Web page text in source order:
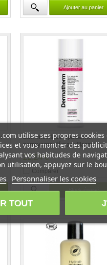
Ajouter au panier
Eau micellaire apaisante
nettoyante démaquillante
tolérance optimale 150ml -
Dermatherm
22,24 €
Comparer
Stock épuisé
utilise ses propres
et vous montrer des
vos habitudes de
utilisation, appuyez sur le
Personnaliser les cookies
TOUT